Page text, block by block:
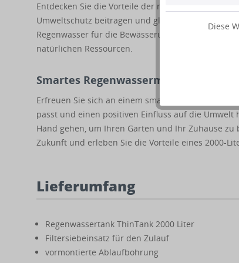
Entdecken Sie die Vorteile der nachhaltigen
Umweltschutz beitragen und gleichzeitig Ihren
Regenwasser für die Bewässerung Ihrer Pflanzen
natürlichen Ressourcen.
Smartes
Erfreuen Sie sich an einem smarten
passt und einen positiven Einfluss auf die
Hand gehen, um Ihren Garten und Ihr Zuhause
Zukunft und erleben Sie die Vorteile eines 2000-
Lieferumfang
Regenwassertank ThinTank 2000 Liter
Filtersiebeinsatz für den Zulauf
vormontierte Ablaufbohrung
Diese